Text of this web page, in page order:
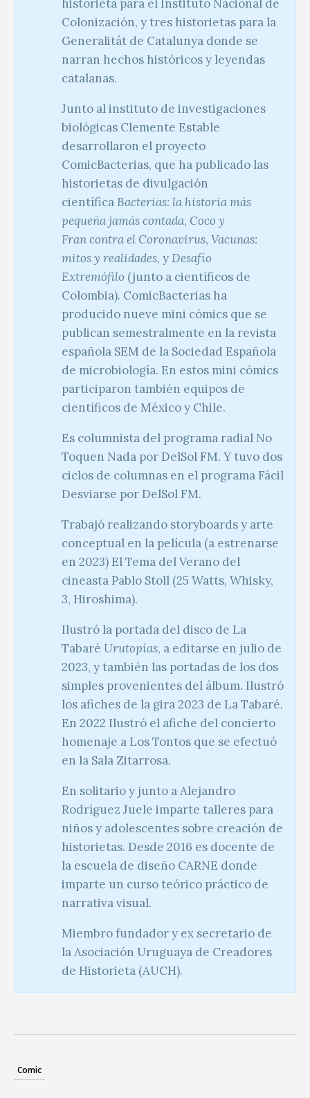
historieta para el Instituto Nacional de
Colonización, y tres historietas para la
Generalitát de Catalunya donde se
narran hechos históricos y leyendas
catalanas.
Junto al instituto de investigaciones
biológicas Clemente Estable
desarrollaron el proyecto
ComicBacterias, que ha publicado las
historietas de divulgación
científicaBacterias: la historia más
pequeña jamás contada, Coco y
Francontra el Coronavirus, Vacunas:
mitos y realidades, yDesafío
Extremófilo (junto a científicos de
Colombia). ComicBacterias ha
producido nueve mini cómics que se
publican semestralmente en la revista
española SEM de la Sociedad Española
de microbiología. En estos mini cómics
participaron también equipos de
científicos de México y Chile.
Es columnista del programa radial No
Toquen Nada por DelSol FM. Y tuvo dos
ciclos de columnas en el programa Fácil
Desviarse por DelSol FM.
Trabajó realizando storyboards y arte
conceptual en la película (a estrenarse
en 2023) El Tema del Verano del
cineasta Pablo Stoll (25 Watts, Whisky,
3, Hiroshima).
Ilustró la portada del disco de La
Tabaré Urutopías, a editarse en julio de
2023, y también las portadas de los dos
simples provenientes del álbum. Ilustró
los afiches de la gira 2023 de La Tabaré.
En 2022 Ilustró el afiche del concierto
homenaje a Los Tontos que se efectuó
en la Sala Zitarrosa.
En solitario y junto a Alejandro
Rodríguez Juele imparte talleres para
niños y adolescentes sobre creación de
historietas. Desde 2016 es docente de
la escuela de diseño CARNE donde
imparte un curso teórico práctico de
narrativa visual.
Miembro fundador y ex secretario de
la Asociación Uruguaya de Creadores
de Historieta (AUCH).
Comic